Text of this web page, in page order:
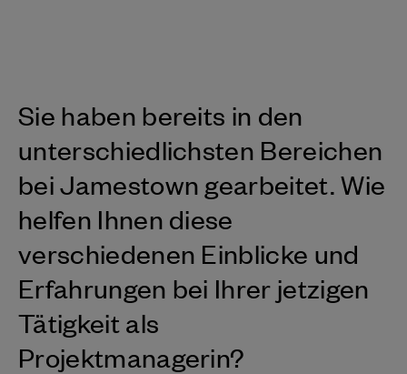
Sie haben bereits in den
unterschiedlichsten Bereichen
bei Jamestown gearbeitet. Wie
helfen Ihnen diese
verschiedenen Einblicke und
Erfahrungen bei Ihrer jetzigen
Tätigkeit als
Projektmanagerin?